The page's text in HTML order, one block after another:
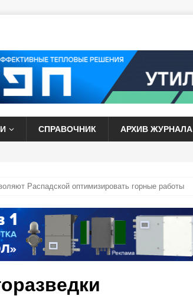
СПРАВОЧНИК АРХИВ ЖУРНАЛА
Распадской оптимизировать горные работы